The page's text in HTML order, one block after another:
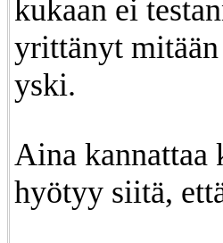
kukaan ei
yrittänyt
yski.
Aina kannattaa
hyötyy siitä,